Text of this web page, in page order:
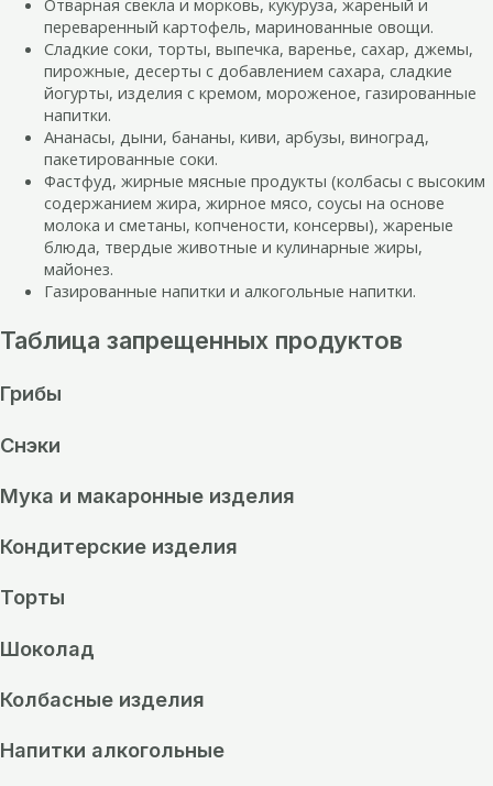
Отварная свекла и морковь, кукуруза, жареный и
переваренный картофель, маринованные овощи.
Сладкие соки, торты, выпечка, варенье, сахар, джемы,
пирожные, десерты с добавлением сахара, сладкие
йогурты, изделия с кремом, мороженое, газированные
напитки.
Ананасы, дыни, бананы, киви, арбузы, виноград,
пакетированные соки.
Фастфуд, жирные мясные продукты (колбасы с высоким
содержанием жира, жирное мясо, соусы на основе
молока и сметаны, копчености, консервы), жареные
блюда, твердые животные и кулинарные жиры,
майонез.
Газированные напитки и алкогольные напитки.
Таблица запрещенных продуктов
Грибы
Снэки
Мука и макаронные изделия
Кондитерские изделия
Торты
Шоколад
Колбасные изделия
Напитки алкогольные